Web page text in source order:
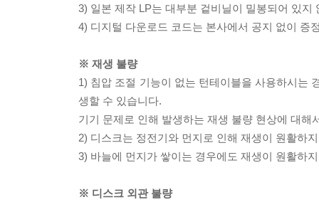
3) 일본 제작 LP는 대부분 겉비닐이 밀봉되어 있지
4) 디지털 다운로드 코드는 본사에서 공지 없이 증
※ 재생 불량
1) 침압 조절 기능이 없는 턴테이블을 사용하시는
생할 수 있습니다.
기기 문제로 인해 발생하는 재생 불량 현상에 대
2) 디스크는 정전기와 먼지로 인해 재생이 원활하
3) 바늘에 먼지가 쌓이는 경우에도 재생이 원활하
※ 디스크 외관 불량